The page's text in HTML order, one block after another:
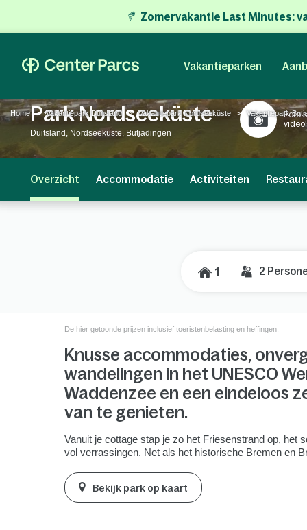
Zomervakantie Last Minutes:
Vakantieparken
Home Vakantiepark Duitsland Vakantiepark Nordseeküste Vakantiepark
Park Nordseeküste
Duitsland, Nordseeküste, Butjadingen
Overzicht Accommodatie Activiteiten
1 2
De hier getoonde prijzen inclusief toeristenbelasting en heffingen.
Knusse accommodaties,
wandelingen in het UNESCO
Waddenzee en een eindeloos
van te genieten.
Vanuit je cottage stap je zo het Friesenstrand op, het
vol verrassingen. Net als het historische Bremen en
Bekijk park op kaart